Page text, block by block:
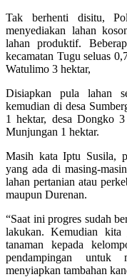
Tak berhenti disitu,
menyediakan lahan
lahan produktif.
kecamatan Tugu seluas
Watulimo 3 hektar,
Disiapkan pula lahan
kemudian di desa
1 hektar, desa Dongko
Munjungan 1 hektar.
Masih kata Iptu Susila,
yang ada di masing-
lahan pertanian atau
maupun Durenan.
“Saat ini progres sudah
lakukan. Kemudian
tanaman kepada
pendampingan untuk
menyiapkan tambahan